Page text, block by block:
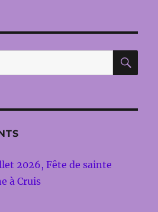
2026, Fête de sainte
à Cruis